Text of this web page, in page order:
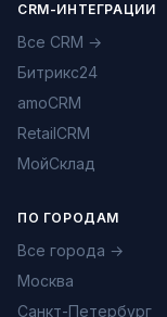
CRM-ИНТЕГРАЦИИ
Все CRM →
Битрикс24
amoCRM
RetailCRM
МойСклад
ПО ГОРОДАМ
Все города →
Москва
Санкт-Петербург